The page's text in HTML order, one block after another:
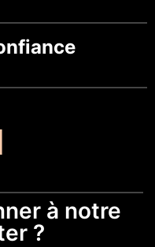
à notre
?